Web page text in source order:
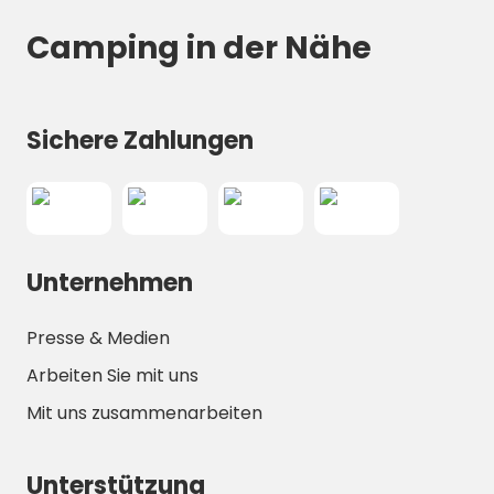
Camping in der Nähe
Sichere Zahlungen
Unternehmen
Presse & Medien
Arbeiten Sie mit uns
Mit uns zusammenarbeiten
Unterstützung